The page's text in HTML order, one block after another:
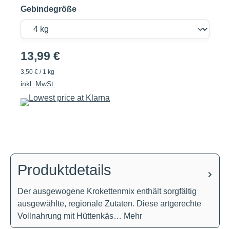
Gebindegröße
13,99 €
3,50 € / 1 kg
inkl. MwSt.
Produktdetails
Der ausgewogene Krokettenmix enthält sorgfältig
ausgewählte, regionale Zutaten. Diese artgerechte
Vollnahrung mit Hüttenkäs… Mehr